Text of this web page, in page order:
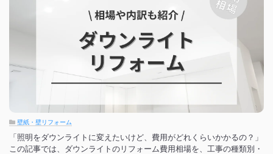
壁紙・壁リフォーム
「照明をダウンライトに変えたいけど、費用がどれくらいかかるの？」
この記事では、ダウンライトのリフォーム費用相場を、工事の種類別・